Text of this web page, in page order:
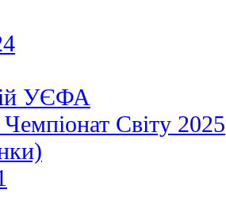
УЄФА
Світу 2025